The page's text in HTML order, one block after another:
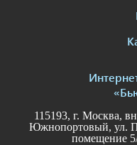
115193, г. Москва,
Южнопортовый, ул.
помещение